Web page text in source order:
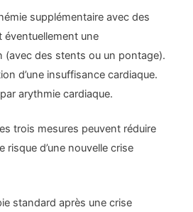
supplémentaire avec des
éventuellement une
(avec des stents ou un pontage).
d’une insuffisance cardiaque.
arythmie cardiaque.
trois mesures peuvent réduire
d’une nouvelle crise
standard après une crise